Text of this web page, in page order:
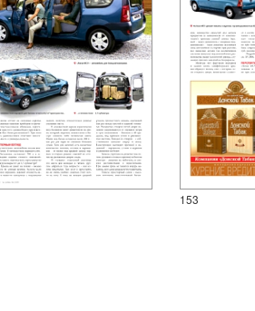
153